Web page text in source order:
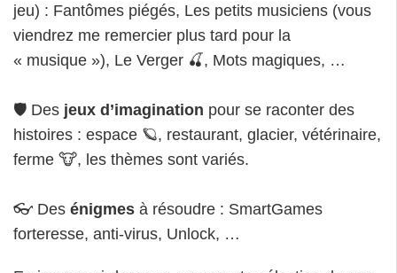
jeu) : Fantômes piégés, Les petits musiciens (vous
viendrez me remercier plus tard pour la
« musique »), Le Verger 🍒, Mots magiques, …
🛡 Des jeux d’imagination pour se raconter des
histoires : espace 🪐, restaurant, glacier, vétérinaire,
ferme 🐮, les thèmes sont variés.
👓 Des énigmes à résoudre : SmartGames
forteresse, anti-virus, Unlock, …